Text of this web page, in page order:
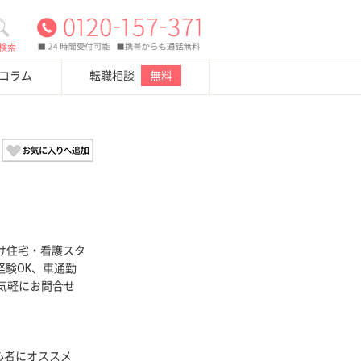
索
ラム 転職相談 無料
住宅・看護スタ
験OK、車通勤
軽にお問合せ
にオススメ